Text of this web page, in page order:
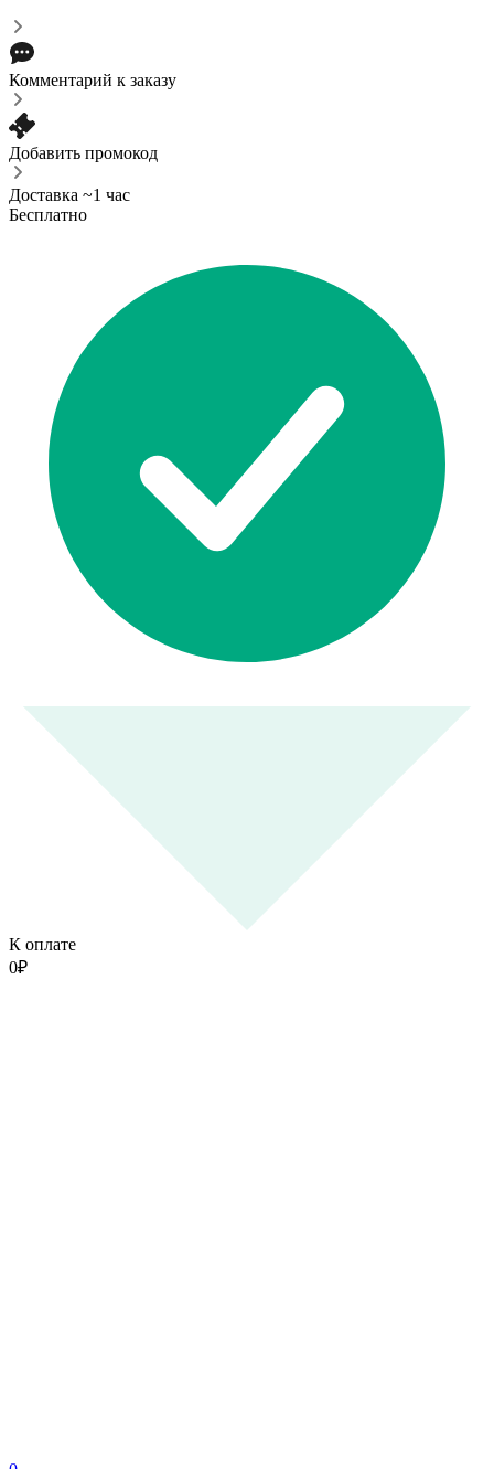
Комментарий к заказу
Добавить промокод
Доставка ~1 час
Бесплатно
К оплате
0₽